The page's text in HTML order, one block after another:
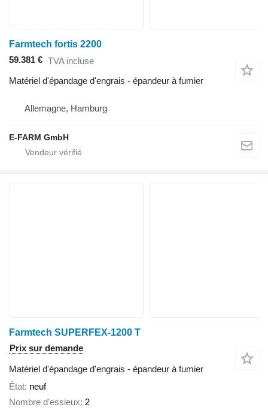
Farmtech fortis 2200
59.381 € TVA incluse
Matériel d'épandage d'engrais - épandeur à fumier
Allemagne, Hamburg
E-FARM GmbH
Farmtech SUPERFEX-1200 T
Prix sur demande
Matériel d'épandage d'engrais - épandeur à fumier
État neuf
Nombre d'essieux 2